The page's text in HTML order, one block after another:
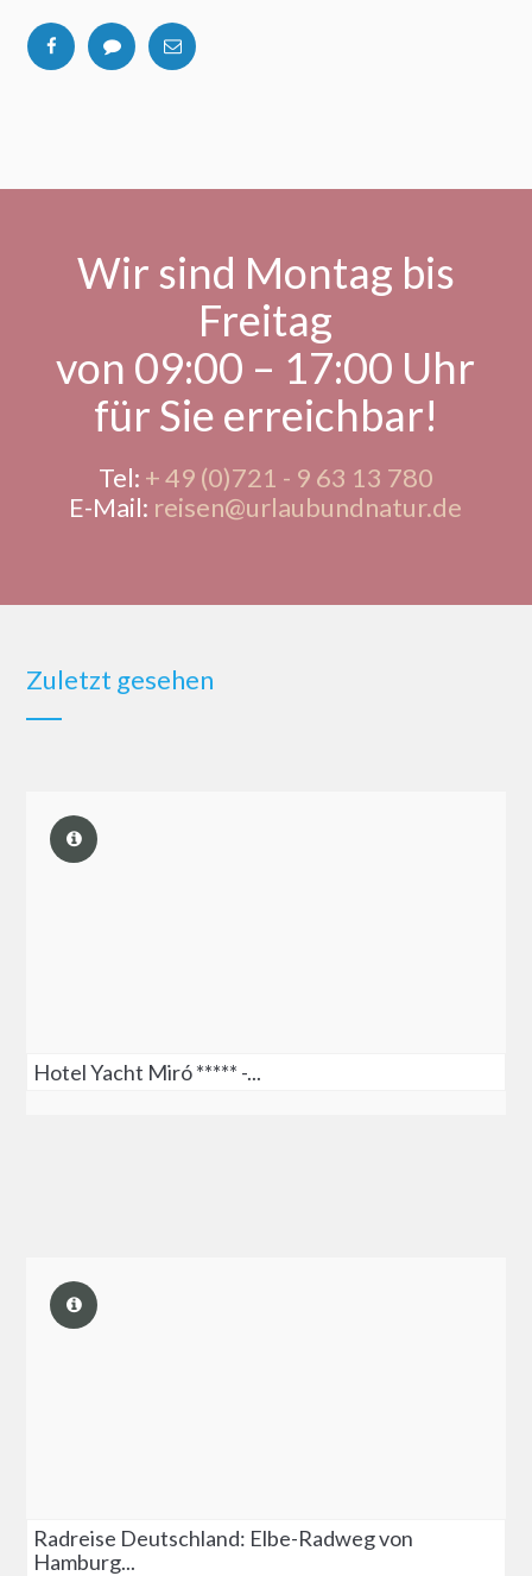
Wir sind Montag bis
Freitag
von 09:00 – 17:00 Uhr
für Sie erreichbar!
Tel: + 49 (0)721 - 9 63 13 780
E-Mail: reisen@urlaubundnatur.de
Zuletzt gesehen
Hotel Yacht Miró ***** -...
Radreise Deutschland: Elbe-Radweg von
Hamburg...